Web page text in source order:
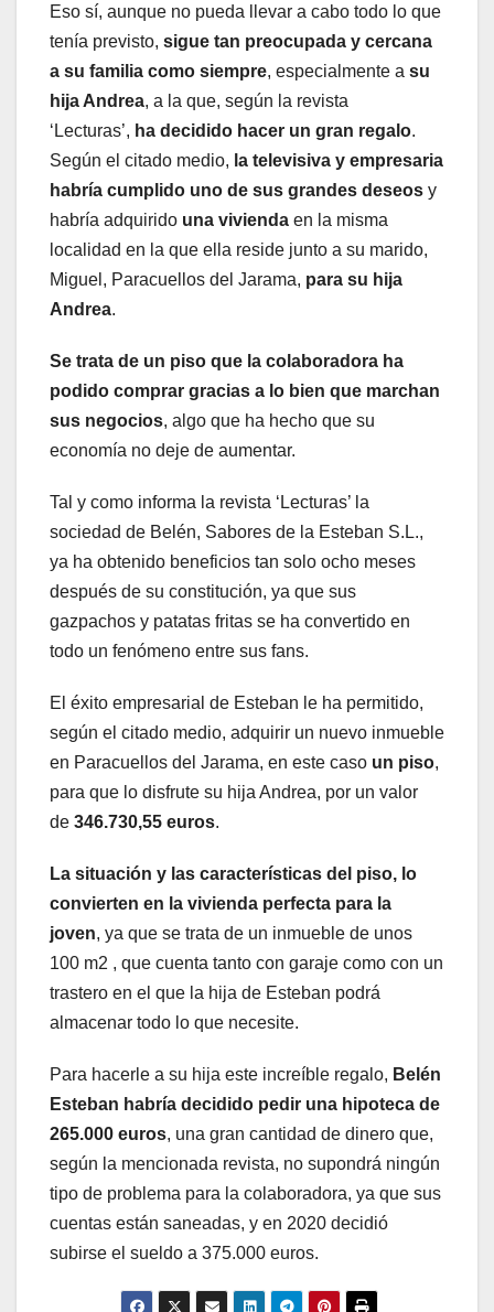
Eso sí, aunque no pueda llevar a cabo todo lo que
tenía previsto, sigue tan preocupada y cercana
a su familia como siempre, especialmente a su
hija Andrea, a la que, según la revista
‘Lecturas’, ha decidido hacer un gran regalo.
Según el citado medio, la televisiva y empresaria
habría cumplido uno de sus grandes deseos y
habría adquirido una vivienda en la misma
localidad en la que ella reside junto a su marido,
Miguel, Paracuellos del Jarama, para su hija
Andrea.
Se trata de un piso que la colaboradora ha
podido comprar gracias a lo bien que marchan
sus negocios, algo que ha hecho que su
economía no deje de aumentar.
Tal y como informa la revista ‘Lecturas’ la
sociedad de Belén, Sabores de la Esteban S.L.,
ya ha obtenido beneficios tan solo ocho meses
después de su constitución, ya que sus
gazpachos y patatas fritas se ha convertido en
todo un fenómeno entre sus fans.
El éxito empresarial de Esteban le ha permitido,
según el citado medio, adquirir un nuevo inmueble
en Paracuellos del Jarama, en este caso un piso,
para que lo disfrute su hija Andrea, por un valor
de 346.730,55 euros.
La situación y las características del piso, lo
convierten en la vivienda perfecta para la
joven, ya que se trata de un inmueble de unos
100 m2 , que cuenta tanto con garaje como con un
trastero en el que la hija de Esteban podrá
almacenar todo lo que necesite.
Para hacerle a su hija este increíble regalo, Belén
Esteban habría decidido pedir una hipoteca de
265.000 euros, una gran cantidad de dinero que,
según la mencionada revista, no supondrá ningún
tipo de problema para la colaboradora, ya que sus
cuentas están saneadas, y en 2020 decidió
subirse el sueldo a 375.000 euros.